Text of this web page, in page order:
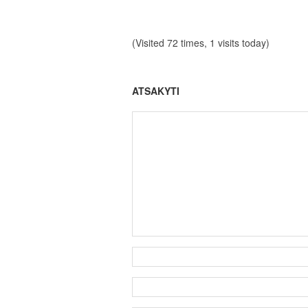
(Visited 72 times, 1 visits today)
ATSAKYTI